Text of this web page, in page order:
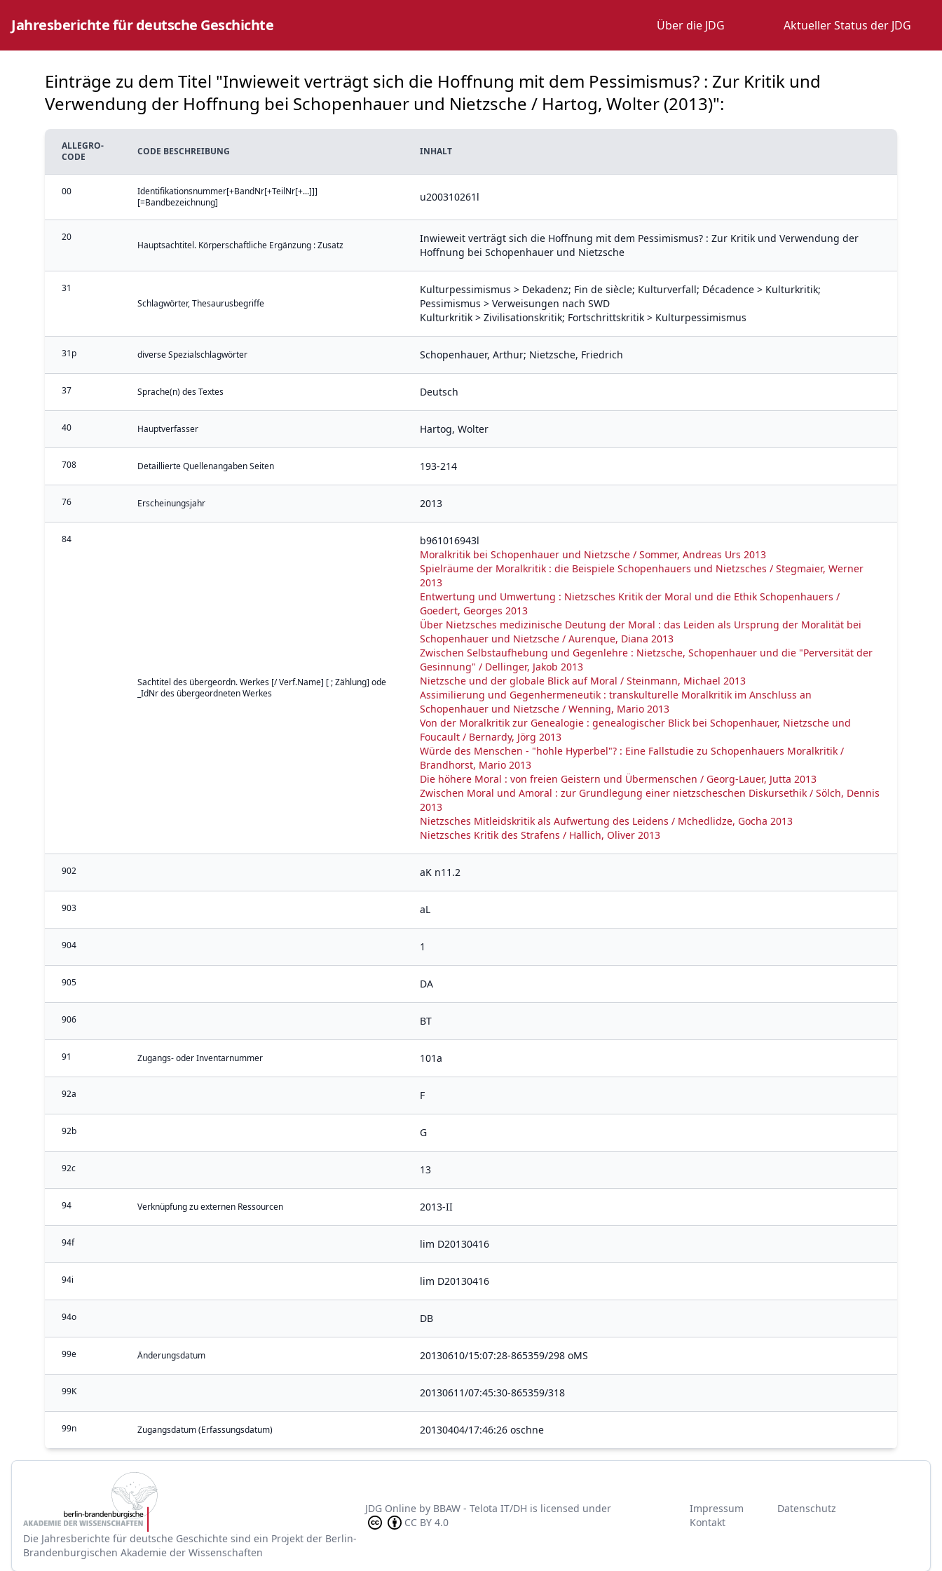
Jahresberichte für deutsche Geschichte Über die JDG Aktueller Status der JDG
Einträge zu dem Titel "Inwieweit verträgt sich die Hoffnung mit dem Pessimismus? : Zur Kritik und
Verwendung der Hoffnung bei Schopenhauer und Nietzsche / Hartog, Wolter (2013)":
ALLEGRO-
CODE
CODE BESCHREIBUNG INHALT
00
Identifikationsnummer[+BandNr[+TeilNr[+...]]]
[=Bandbezeichnung]
u200310261l
20
Hauptsachtitel. Körperschaftliche Ergänzung : Zusatz
Inwieweit verträgt sich die Hoffnung mit dem Pessimismus? : Zur Kritik und Verwendung der
Hoffnung bei Schopenhauer und Nietzsche
31
Schlagwörter, Thesaurusbegriffe
Kulturpessimismus > Dekadenz; Fin de siècle; Kulturverfall; Décadence > Kulturkritik;
Pessimismus > Verweisungen nach SWD
Kulturkritik > Zivilisationskritik; Fortschrittskritik > Kulturpessimismus
31p diverse Spezialschlagwörter Schopenhauer, Arthur; Nietzsche, Friedrich
37 Sprache(n) des Textes Deutsch
40 Hauptverfasser Hartog, Wolter
708 Detaillierte Quellenangaben Seiten 193-214
76 Erscheinungsjahr 2013
84
Sachtitel des übergeordn. Werkes [/ Verf.Name] [ ; Zählung] ode
_IdNr des übergeordneten Werkes
b961016943l
Moralkritik bei Schopenhauer und Nietzsche / Sommer, Andreas Urs 2013
Spielräume der Moralkritik : die Beispiele Schopenhauers und Nietzsches / Stegmaier, Werner
2013
Entwertung und Umwertung : Nietzsches Kritik der Moral und die Ethik Schopenhauers /
Goedert, Georges 2013
Über Nietzsches medizinische Deutung der Moral : das Leiden als Ursprung der Moralität bei
Schopenhauer und Nietzsche / Aurenque, Diana 2013
Zwischen Selbstaufhebung und Gegenlehre : Nietzsche, Schopenhauer und die "Perversität der
Gesinnung" / Dellinger, Jakob 2013
Nietzsche und der globale Blick auf Moral / Steinmann, Michael 2013
Assimilierung und Gegenhermeneutik : transkulturelle Moralkritik im Anschluss an
Schopenhauer und Nietzsche / Wenning, Mario 2013
Von der Moralkritik zur Genealogie : genealogischer Blick bei Schopenhauer, Nietzsche und
Foucault / Bernardy, Jörg 2013
Würde des Menschen - "hohle Hyperbel"? : Eine Fallstudie zu Schopenhauers Moralkritik /
Brandhorst, Mario 2013
Die höhere Moral : von freien Geistern und Übermenschen / Georg-Lauer, Jutta 2013
Zwischen Moral und Amoral : zur Grundlegung einer nietzscheschen Diskursethik / Sölch, Dennis
2013
Nietzsches Mitleidskritik als Aufwertung des Leidens / Mchedlidze, Gocha 2013
Nietzsches Kritik des Strafens / Hallich, Oliver 2013
902 aK n11.2
903 aL
904 1
905 DA
906 BT
91 Zugangs- oder Inventarnummer 101a
92a F
92b G
92c 13
94 Verknüpfung zu externen Ressourcen 2013-II
94f lim D20130416
94i lim D20130416
94o DB
99e Änderungsdatum 20130610/15:07:28-865359/298 oMS
99K 20130611/07:45:30-865359/318
99n Zugangsdatum (Erfassungsdatum) 20130404/17:46:26 oschne
Die Jahresberichte für deutsche Geschichte sind ein Projekt der Berlin-
Brandenburgischen Akademie der Wissenschaften
JDG Onlineby BBAW - Telota IT/DH is licensed under
CC BY 4.0
Impressum
Datenschutz
Kontakt